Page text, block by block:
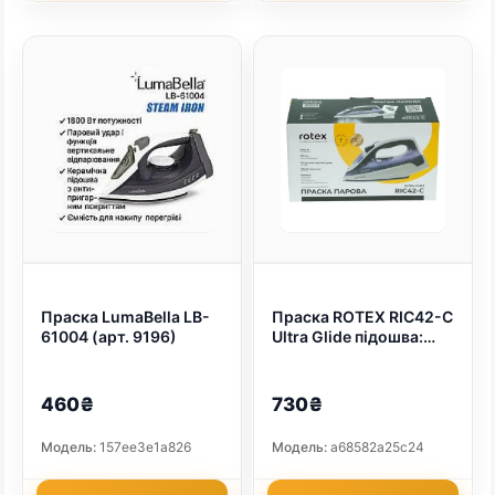
Праска LumaBella LB-
61004 (арт. 9196)
460₴
Модель: 157ee3e1a826
Праска ROTEX RIC42-C
Ultra Glide підошва:
730₴
Модель: a68582a25c24